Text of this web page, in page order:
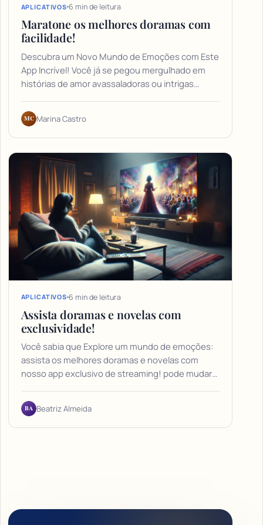
APLICATIVOS 6 min de leitura
Maratone os melhores doramas com
facilidade!
Descubra um Novo Mundo de Emoções com Este
App Incrível! Você já se pegou mergulhado em
histórias de amor avassaladoras ou intrigas…
MC Marina Castro
APLICATIVOS 6 min de leitura
Assista doramas e novelas com
exclusividade!
Você sabia que Explore um mundo de emoções:
assista os melhores doramas e novelas com
nosso app exclusivo de streaming! pode mudar…
BA Beatriz Almeida